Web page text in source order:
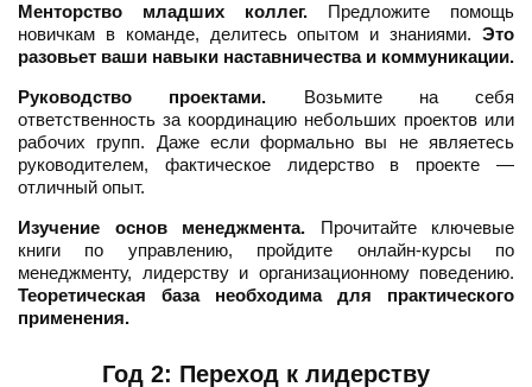
Менторство младших коллег. Предложите помощь
новичкам в команде, делитесь опытом и знаниями. Это
разовьет ваши навыки наставничества и коммуникации.
Руководство проектами. Возьмите на себя
ответственность за координацию небольших проектов или
рабочих групп. Даже если формально вы не являетесь
руководителем, фактическое лидерство в проекте —
отличный опыт.
Изучение основ менеджмента. Прочитайте ключевые
книги по управлению, пройдите онлайн-курсы по
менеджменту, лидерству и организационному поведению.
Теоретическая база необходима для практического
применения.
Год 2: Переход к лидерству